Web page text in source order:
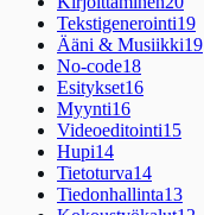
Tekstigenerointi19
Ääni & Musiikki19
No-code18
Esitykset16
Myynti16
Videoeditointi15
Hupi14
Tietoturva14
Tiedonhallinta13